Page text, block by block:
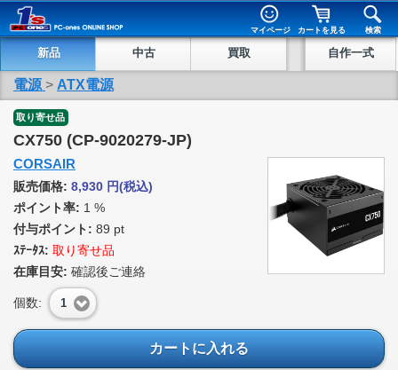
マイページ カートを見る 検索
新品 中古 買取 自作一式
電源 > ATX電源
取り寄せ品
CX750 (CP-9020279-JP)
CORSAIR
販売価格: 8,930 円(税込)
ポイント率: 1 %
付与ポイント: 89 pt
ｽﾃｰﾀｽ: 取り寄せ品
在庫目安: 確認後ご連絡
個数: 1
カートに入れる